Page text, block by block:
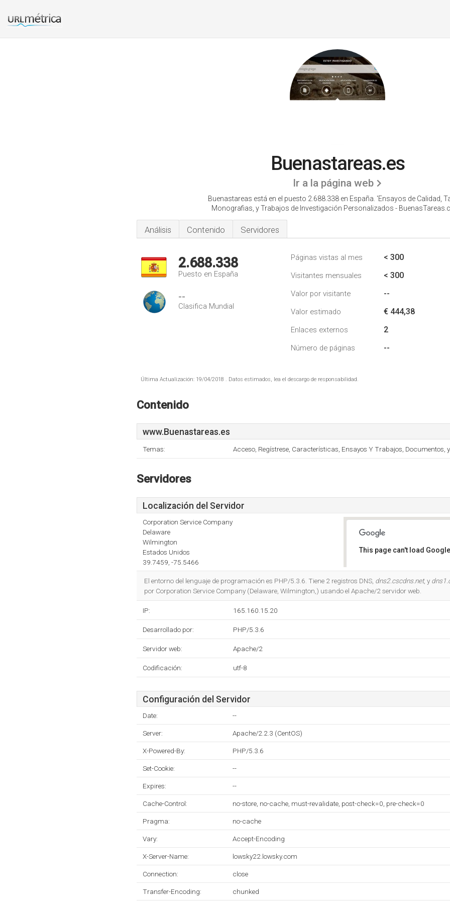
Buenastareas.es
Ir a la página web
Buenastareas está en el puesto 2.688.338 en España. 'Ensayos de Calidad,
Monografias, y Trabajos de Investigación Personalizados -
Análisis Contenido Servidores
2.688.338
Puesto en España
--
Clasifica Mundial
Páginas vistas al mes < 300
Visitantes mensuales < 300
Valor por visitante --
Valor estimado € 444,38
Enlaces externos 2
Número de páginas --
Última Actualización: 19/04/2018 . Datos estimados, lea el descargo de responsabilidad.
Contenido
www.Buenastareas.es
Temas: Acceso, Regístrese, Características, Ensayos Y Trabajos, Documentos,
Servidores
Localización del Servidor
Corporation Service Company
Delaware
Wilmington
Estados Unidos
39.7459, -75.5466
This page can't load
El entorno del lenguaje de programación es PHP/5.3.6. Tiene 2 registros DNS, dns2.cscdns.net, y
por Corporation Service Company (Delaware, Wilmington,) usando el Apache/2 servidor web.
IP: 165.160.15.20
Desarrollado por: PHP/5.3.6
Servidor web: Apache/2
Codificación: utf-8
Configuración del Servidor
Date: --
Server: Apache/2.2.3 (CentOS)
X-Powered-By: PHP/5.3.6
Set-Cookie: --
Expires: --
Cache-Control: no-store, no-cache, must-revalidate, post-check=0, pre-check=0
Pragma: no-cache
Vary: Accept-Encoding
X-Server-Name: lowsky22.lowsky.com
Connection: close
Transfer-Encoding: chunked